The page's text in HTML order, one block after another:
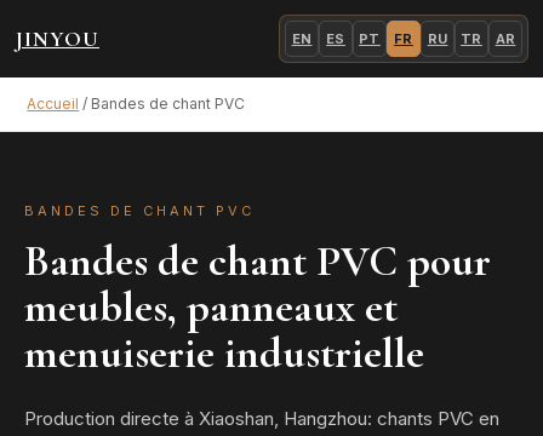
JINYOU EN ES PT FR RU TR AR
Accueil / Bandes de chant PVC
BANDES DE CHANT PVC
Bandes de chant PVC pour
meubles, panneaux et
menuiserie industrielle
Production directe à Xiaoshan, Hangzhou: chants PVC en